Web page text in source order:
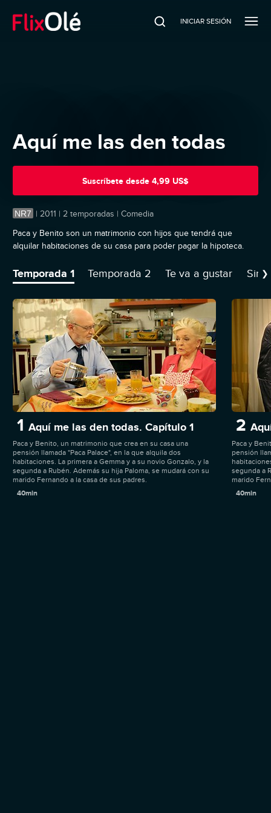
INICIAR SESIÓN
Aquí me las den todas
Suscríbete desde 4,99 US$
NR7 | 2011 | 2 temporadas | Comedia
Paca y Benito son un matrimonio con hijos que tendrá que
alquilar habitaciones de su casa para poder pagar la hipoteca.
Temporada 1 Temporada 2 Te va a gustar ❯
1 Aquí me las den todas. Capítulo 1
Paca y Benito, un matrimonio que crea en su casa una
pensión llamada "Paca Palace", en la que alquila dos
habitaciones. La primera a Gemma y a su novio Gonzalo, y la
segunda a Rubén. Además su hija Paloma, se mudará con su
marido Fernando a la casa de sus padres.
40min
2
Paca y
pensión
segunda a
marido
40min